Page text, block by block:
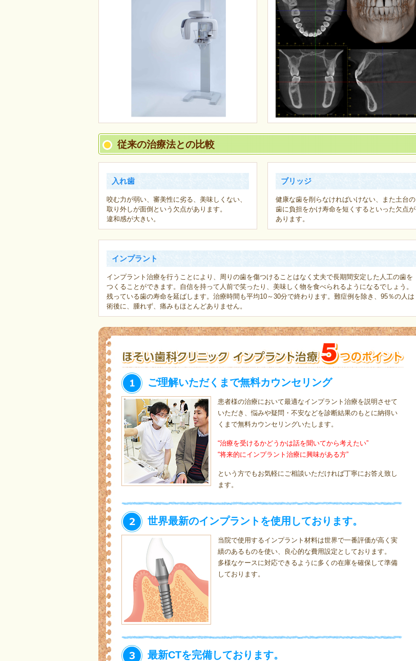
従来の治療法との比較
入れ歯
咬む力が弱い、審美性に劣る、美味しくない、
取り外しが面倒という欠点があります。
違和感が大きい。
ブリッジ
健康な歯を削らなければいけない、また土台の
歯に負担をかけ寿命を短くするといった欠点が
あります。
インプラント
インプラント治療を行うことにより、周りの歯を傷つけることはなく丈夫で長期間安定した人工の歯を
つくることができます。自信を持って人前で笑ったり、美味しく物を食べられるようになるでしょう。
残っている歯の寿命を延ばします。治療時間も平均10～30分で終わります。難症例を除き、95％の人は
術後に、腫れず、痛みもほとんどありません。
ご理解いただくまで無料カウンセリング
患者様の治療において最適なインプラント治療を説明させて
いただき、悩みや疑問・不安などを診断結果のもとに納得い
くまで無料カウンセリングいたします。
“治療を受けるかどうかは話を聞いてから考えたい”
“将来的にインプラント治療に興味がある方”
という方でもお気軽にご相談いただければ丁寧にお答え致し
ます。
世界最新のインプラントを使用しております。
当院で使用するインプラント材料は世界で一番評価が高く実
績のあるものを使い、良心的な費用設定としております。
多様なケースに対応できるように多くの在庫を確保して準備
しております。
最新CTを完備しております。